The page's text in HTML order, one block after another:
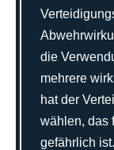
die
mehrere
hat der
wählen, das
gefährlich